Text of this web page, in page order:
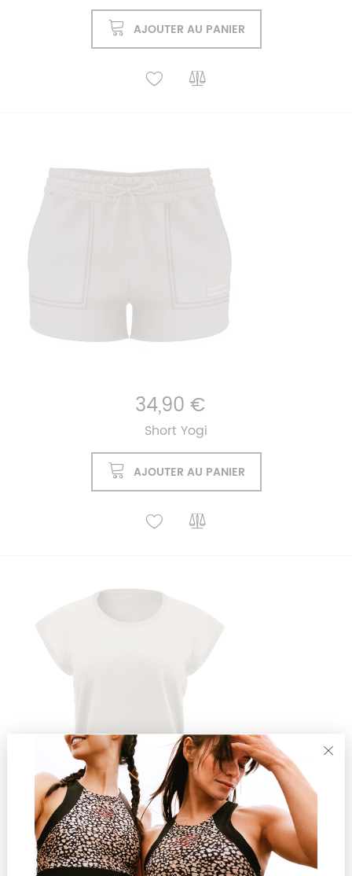
AJOUTER AU PANIER
34,90 €
Short Yogi
AJOUTER AU PANIER
19,90 €